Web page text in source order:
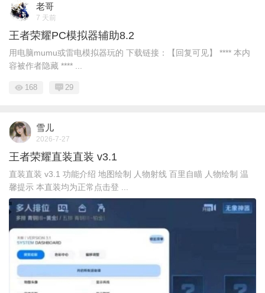
老哥
7 天前
王者荣耀PC模拟器辅助8.2
用电脑mumu或雷电模拟器玩的 下载链接：【回复可见】 **** 本内
容被作者隐藏 **** ...
168 29
雪儿
2026-7-27
王者荣耀直装直装 v3.1
直装直装 v3.1 功能介绍 地图绘制 人物射线 百里自瞄 人物绘制 温
馨提示 本直装均为正常点击登 ...